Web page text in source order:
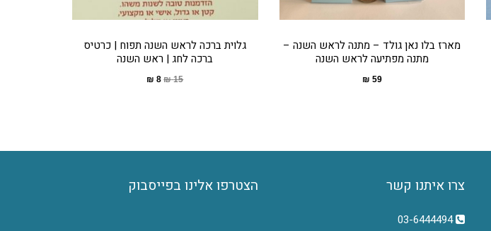
מארז בלו נאן גולד – מתנה לראש השנה –
מתנה מפתיעה לראש השנה
59
₪
גלוית ברכה לראש השנה תפוח | כרטיס
ברכה לחג | ראש השנה
15
₪
8
₪
צרו איתנו קשר
03-6444494
הצטרפו אלינו בפייסבוק